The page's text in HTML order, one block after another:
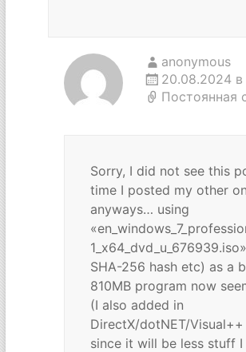
anonymous
20.08.2024 в
Постоянная
Sorry, I did not see this
time I posted my other
anyways… using
SHA-256 hash etc) as a
810MB program now
(I also added in
DirectX/dotNET/Visual++
since it will be less stuff